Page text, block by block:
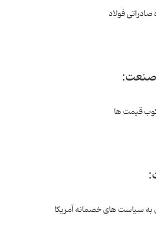
فولاد
صنعت:
قیمت ها
سیاست های خصمانه آمریکا